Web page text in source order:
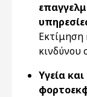
Εκτίμηση
κινδύνου
Υγεία